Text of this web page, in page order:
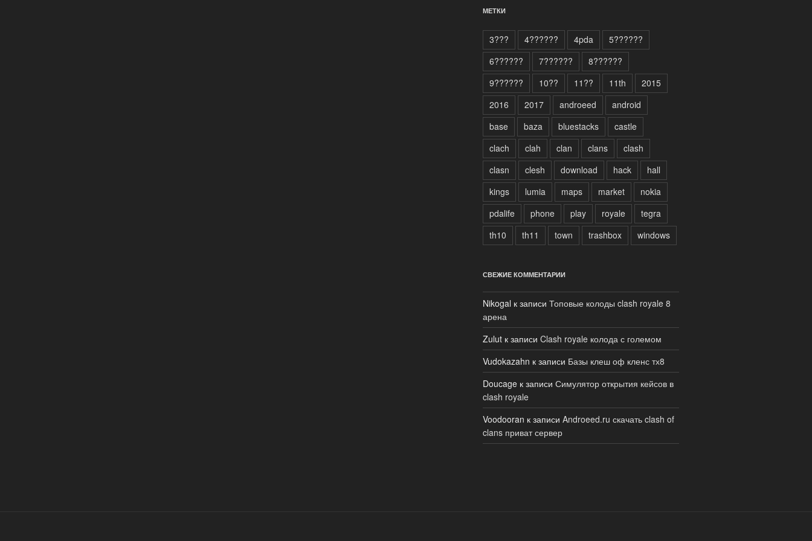
МЕТКИ
3??? 4?????? 4pda
5??????
6??????
7??????
8??????
9??????
10?? 11?? 11th
2015
2016
2017 androeed
android
base
baza bluestacks
castle
clach
clah clan clans
clash
clasn
clesh download hack
hall
kings
lumia maps market
nokia
pdalife
phone play royale
tegra
th10
th11 town trashbox windows
СВЕЖИЕ КОММЕНТАРИИ
Nikogal к записи Топовые колоды clash royale 8
арена
Zulutк записи Clash royale колода с големом
Vudokazahn к записи Базы клеш оф кленс тх8
Doucageк записи Симулятор открытия кейсов в
clash royale
Voodooran к записи Androeed.ru скачать clash of
clans приват сервер